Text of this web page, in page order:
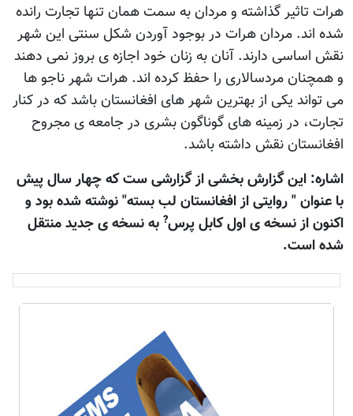
هرات تاثير گذاشته و مردان به سمت همان تنها تجارت رانده
شده اند. مردان هرات در بوجود آوردن شکل سنتی اين شهر
نقش اساسی دارند. آنان به زنان خود اجازه ی بروز نمی دهند
و همچنان مردسالاری را حفظ کرده اند. هرات شهر ناجو ها
می تواند يکی از بهترين شهر های افغانستان باشد که در کنار
تجارت، در زمينه های گوناگون بشری در جامعه ی مجروح
افغانستان نقش داشته باشد.
اشاره: اين گزارش بخشی از گزارشی ست که چهار سال پيش
با عنوان " روايتی از افغانستان لب بسته" نوشته شده بود و
اکنون از نسخه ی اول کابل پرس? به نسخه ی جديد منتقل
شده است.